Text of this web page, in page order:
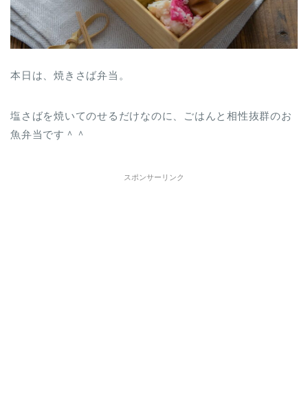
本日は、焼きさば弁当。
塩さばを焼いてのせるだけなのに、ごはんと相性抜群のお
魚弁当です＾＾
スポンサーリンク